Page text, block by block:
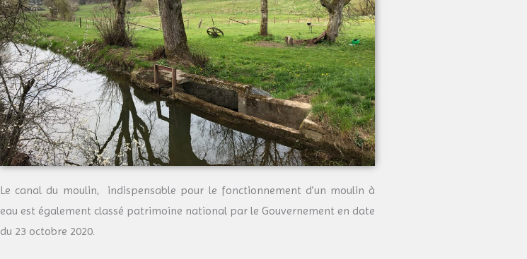
Le canal du moulin, indispensable pour le fonctionnement d’un moulin à
eau est également classé patrimoine national par le Gouvernement en date
du 23 octobre 2020.